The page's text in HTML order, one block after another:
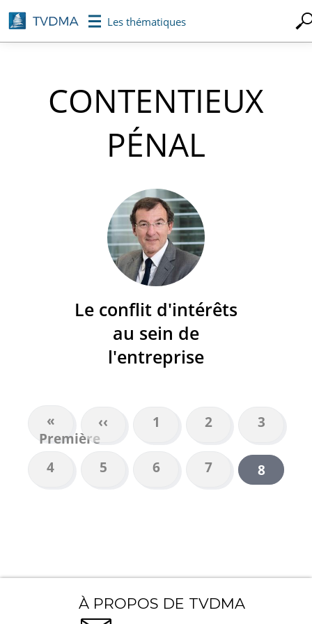
Aller
au
contenu
Les thématiques
CONTENTIEUX
PÉNAL
Le conflit d'intérêts
au sein de
l'entreprise
PAGINATION
Première
page
«
Première
Page
précédente
‹‹ Page
1 Page
2 Page
3
Page
4 Page
5 Page
6 Page
7
Page
8
À PROPOS DE TVDMA